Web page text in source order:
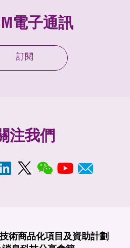
電子通訊
訂閱
注我們
術商品化項目及資助計劃